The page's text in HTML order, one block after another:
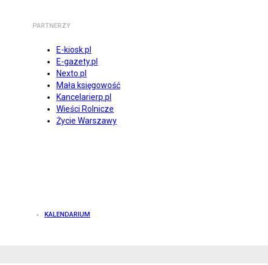
PARTNERZY
E-kiosk.pl
E-gazety.pl
Nexto.pl
Mała księgowość
Kancelarierp.pl
Wieści Rolnicze
Życie Warszawy
KALENDARIUM